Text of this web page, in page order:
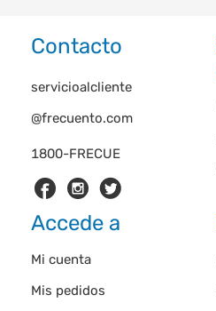
Contacto
1800-FRECUE
servicioalcliente
@frecuento.com
Accede a
Mi cuenta
Mis pedidos